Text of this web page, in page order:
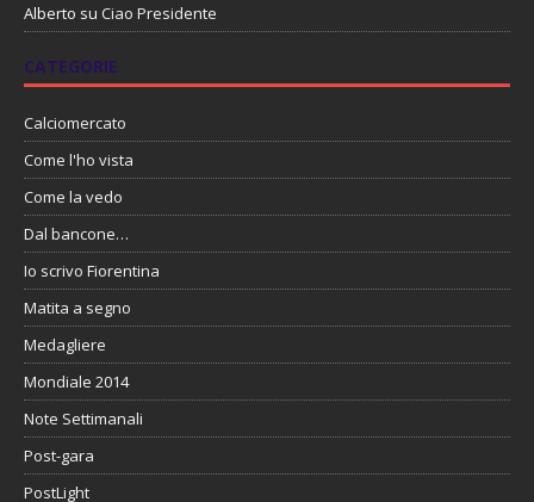
Alberto su Ciao Presidente
CATEGORIE
Calciomercato
Come l'ho vista
Come la vedo
Dal bancone…
Io scrivo Fiorentina
Matita a segno
Medagliere
Mondiale 2014
Note Settimanali
Post-gara
PostLight